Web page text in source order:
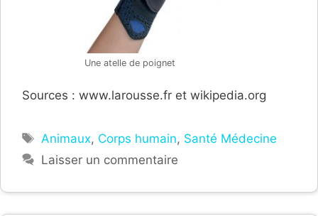
Une atelle de poignet
Sources : www.larousse.fr et wikipedia.org
Étiquettes
Animaux, Corps humain, Santé Médecine
Laisser un commentaire